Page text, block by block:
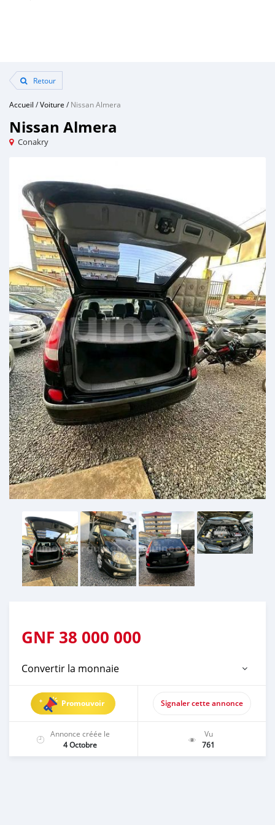
Retour
Accueil /Voiture /Nissan Almera
Nissan Almera
Conakry
GNF 38 000 000
Convertir la monnaie
Promouvoir Signaler cette annonce
Annonce créée le
4 Octobre
Vu
761